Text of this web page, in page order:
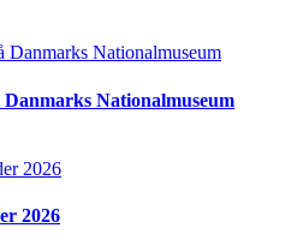
Nationalmuseum
2026